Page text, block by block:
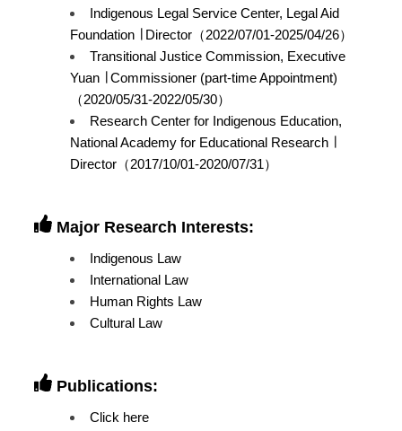
Indigenous Legal Service Center, Legal Aid
Foundation ∣ Director（2022/07/01-2025/04/26）
Transitional Justice Commission, Executive
Yuan ∣ Commissioner (part-time Appointment)
（2020/05/31-2022/05/30）
Research Center for Indigenous Education,
National Academy for Educational Research ∣
Director（2017/10/01-2020/07/31）
Major Research Interests:
Indigenous Law
International Law
Human Rights Law
Cultural Law
Publications:
Click here